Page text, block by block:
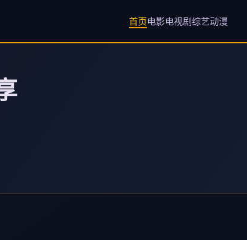
首页电影电视剧综艺动漫